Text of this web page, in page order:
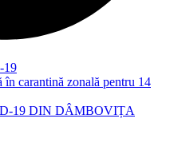
19
în carantină zonală pentru 14
19 DIN DÂMBOVIȚA